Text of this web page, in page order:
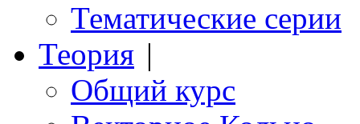
Тематические серии
Теория |
Общий курс